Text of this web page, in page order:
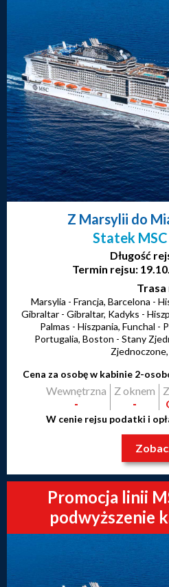
Z Marsylii do
Statek
Długość
Termin rejsu:
Trasa
Marsylia - Francja, Barcelona -
Gibraltar - Gibraltar, Kadyks -
Palmas - Hiszpania, Funchal -
Portugalia, Boston - Stany
Zjednoczone,
Cena za osobę w kabinie 2-
Wewnętrzna
-
Z oknem
-
W cenie rejsu podatki i
Promocja linii
podwyższenie